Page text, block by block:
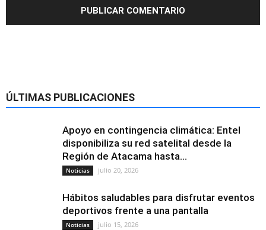
ÚLTIMAS PUBLICACIONES
Apoyo en contingencia climática: Entel
disponibiliza su red satelital desde la
Región de Atacama hasta...
Noticias julio 20, 2026
Hábitos saludables para disfrutar eventos
deportivos frente a una pantalla
Noticias julio 15, 2026